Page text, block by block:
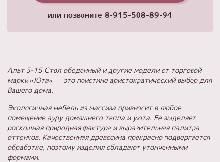
или позвоните 8-915-508-89-94
Альт 5-15 Стол обеденный и другие модели от торговой
марки «Юта» — это поистине аристократический выбор для
Вашего дома.
Экологичная мебель из массива привносит в любое
помещение ауру домашнего тепла и уюта. Ее выделяет
роскошная природная фактура и выразительная палитра
оттенков. Качественная древесина прекрасно подвергается
обработке, поэтому изделия обладают утонченными
формами.